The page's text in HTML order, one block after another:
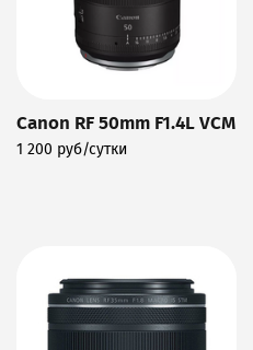
Canon RF 50mm F1.4L VCM
1 200 руб/сутки